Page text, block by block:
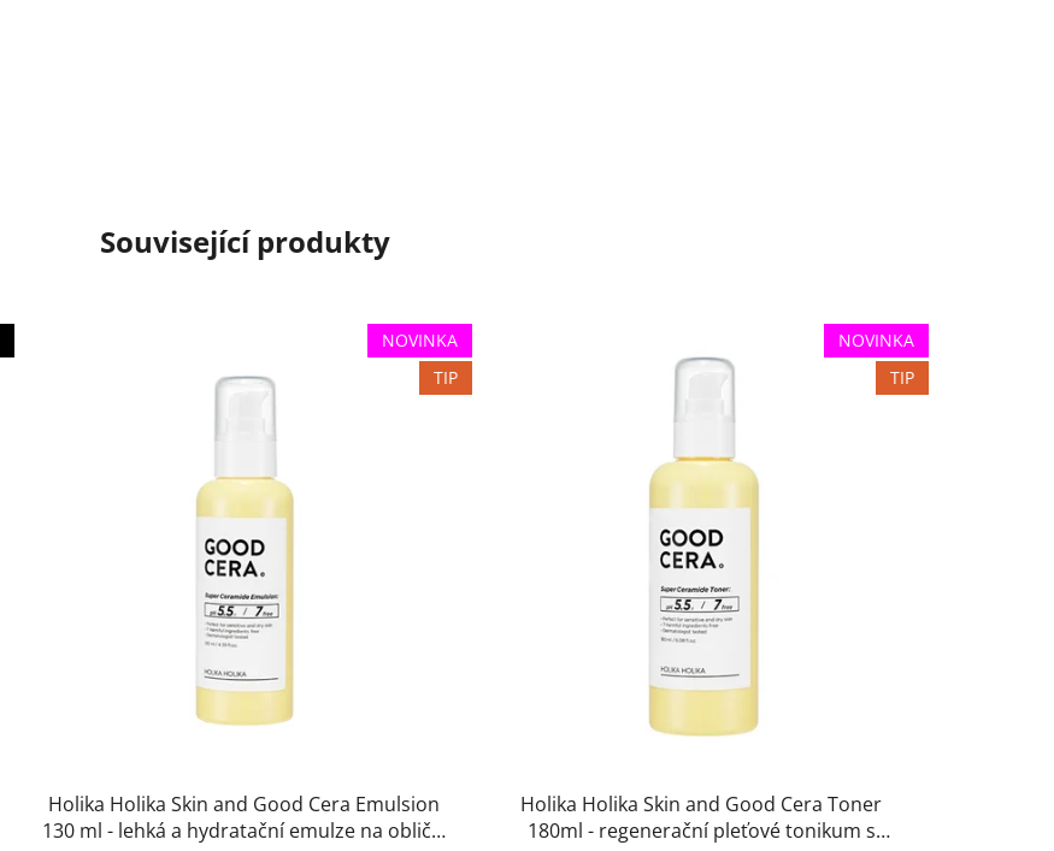
Související produkty
NOVINKA
TIP
Holika Holika Skin and Good Cera Emulsion
130 ml - lehká a hydratační emulze na obličej
NOVINKA
TIP
Holika Holika Skin and Good Cera Toner
180ml - regenerační pleťové tonikum s